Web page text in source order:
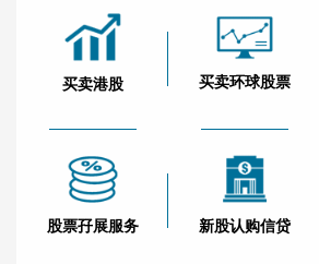
买卖港股 买卖环球股票
股票孖展服务 新股认购信贷